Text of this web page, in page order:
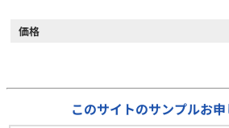
価格
このサイトのサンプルお